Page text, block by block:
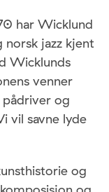
har Wicklund
jazz kjent
Wicklunds
venner
og
vil savne lyde
og